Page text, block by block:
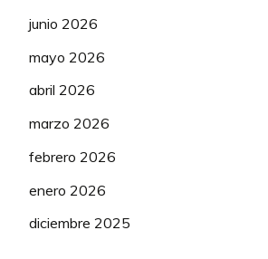
junio 2026
mayo 2026
abril 2026
marzo 2026
febrero 2026
enero 2026
diciembre 2025